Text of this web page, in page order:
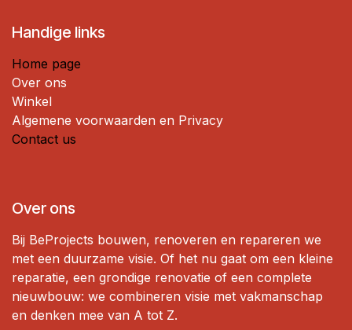
Handige links
Home page
Over ons
Winkel
Algemene voorwaarden en Privacy
Contact us
Over ons
Bij BeProjects bouwen, renoveren en repareren we
met een duurzame visie. Of het nu gaat om een ​​kleine
reparatie, een grondige renovatie of een complete
nieuwbouw: we combineren visie met vakmanschap
en denken mee van A tot Z.